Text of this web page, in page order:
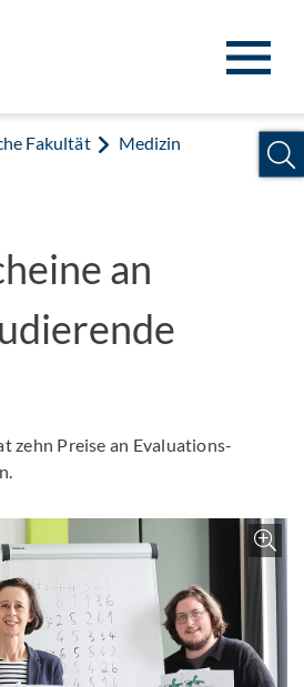
Fakultät Medizin
an
zehn Preise an Evaluations-